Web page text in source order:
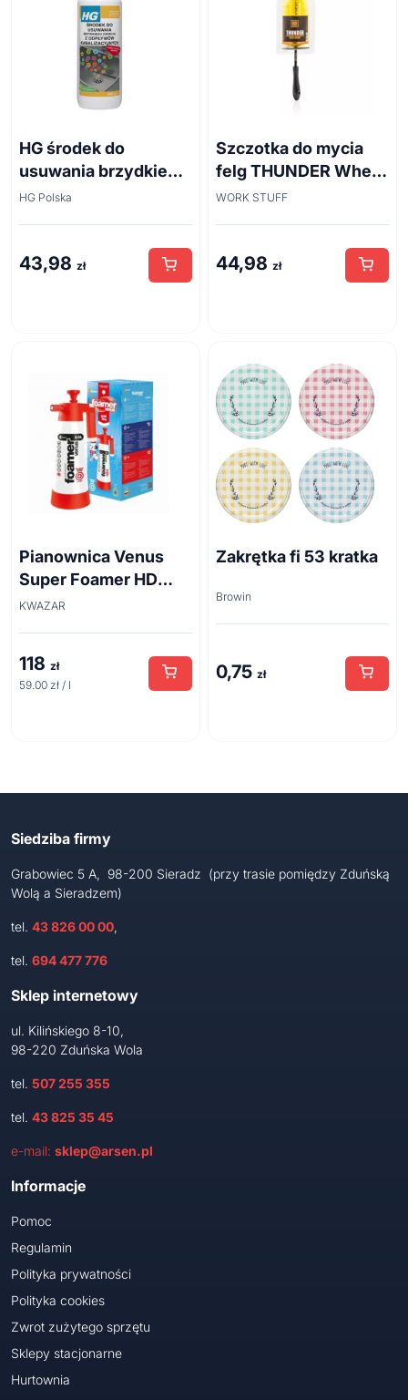
HG środek do
usuwania brzydkiego
zapachu z odpływów
HG Polska
43,98 zł
Szczotka do mycia
felg THUNDER Wheel
Brush 45cm
WORK STUFF
44,98 zł
Pianownica Venus
Super Foamer HD
acid line 2L
KWAZAR
118 zł
59.00 zł / l
Zakrętka fi 53 kratka
Browin
0,75 zł
Siedziba firmy
Grabowiec 5 A, 98-200 Sieradz (przy trasie pomiędzy Zduńską
Wolą a Sieradzem)
tel. 43 826 00 00,
tel. 694 477 776
Sklep internetowy
ul. Kilińskiego 8-10,
98-220 Zduńska Wola
tel. 507 255 355
tel. 43 825 35 45
e-mail: sklep@arsen.pl
Informacje
Pomoc
Regulamin
Polityka prywatności
Polityka cookies
Zwrot zużytego sprzętu
Sklepy stacjonarne
Hurtownia